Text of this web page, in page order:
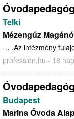
Telki
Mézengúz
… .Az intézmény
profession.hu - 18
Budapest
Marina Óvoda